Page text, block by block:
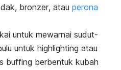
bronzer, atau perona
untuk mewarnai sudut-
untuk highlighting atau
buffing berbentuk kubah